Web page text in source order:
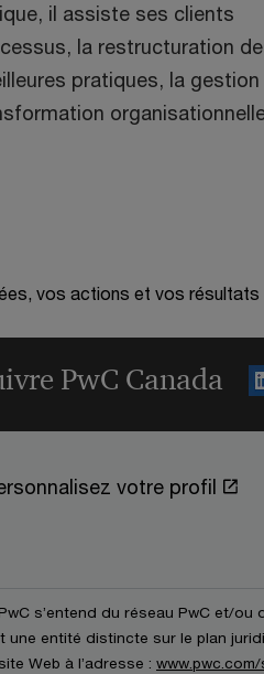
il assiste ses clients
la restructuration
pratiques, la gestion
vos actions et vos résultats
PwC Canada
votre profil
s’entend du réseau PwC et/ou
entité distincte sur le plan
Web à l’adresse :